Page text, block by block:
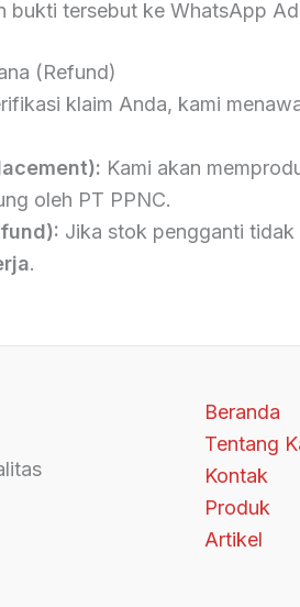
bukti tersebut ke WhatsApp
(Refund)
klaim Anda, kami
Kami akan
oleh PT PPNC.
Jika stok pengganti tidak
.
Beranda
Tentang
Kontak
Produk
Artikel